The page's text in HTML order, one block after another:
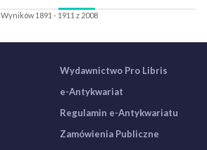
Wyników 1891 - 1911 z 2008
Wydawnictwo Pro Libris
e-Antykwariat
Regulamin e-Antykwariatu
Zamówienia Publiczne